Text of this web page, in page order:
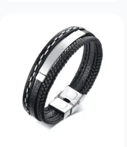
da
24,90 €
a
49,90 €